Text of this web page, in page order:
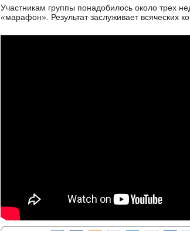
Участникам группы понадобилось около трех
«марафон». Результат заслуживает всяческих